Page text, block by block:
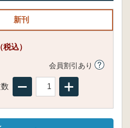
新刊
（税込）
会員割引あり